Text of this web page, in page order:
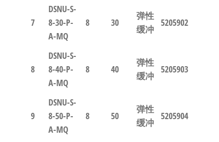
7
DSNU-S-
8-30-P-
A-MQ
8 30
弹性
缓冲
5205902
8
DSNU-S-
8-40-P-
A-MQ
8 40
弹性
缓冲
5205903
9
DSNU-S-
8-50-P-
A-MQ
8 50
弹性
缓冲
5205904